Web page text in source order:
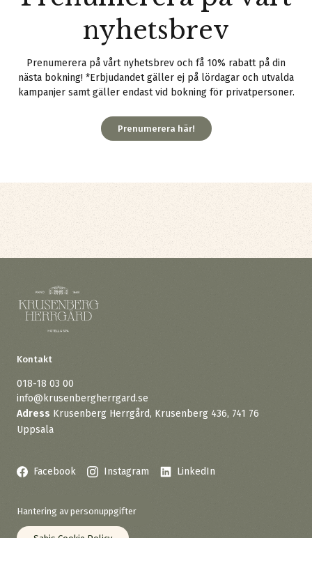
nyhetsbrev
Prenumerera på vårt nyhetsbrev och få 10% rabatt på din
nästa bokning! *Erbjudandet gäller ej på lördagar och utvalda
kampanjer samt gäller endast vid bokning för privatpersoner.
Prenumerera här!
Kontakt
018-18 03 00
info@krusenbergherrgard.se
Adress Krusenberg Herrgård, Krusenberg 436, 741 76
Uppsala
Facebook Instagram LinkedIn
Hantering av personuppgifter
Sabis Cookie Policy